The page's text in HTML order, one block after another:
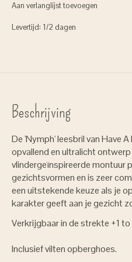
Aan verlanglijst toevoegen
Levertijd: 1/2 dagen
Beschrijving
De 'Nymph' leesbril van Have
opvallend en ultralicht
vlindergeïnspireerde montuur
gezichtsvormen en is zeer
een uitstekende keuze als je
karakter geeft aan je gezicht
Verkrijgbaar in de strekte +1 to
Inclusief vilten opberghoes.